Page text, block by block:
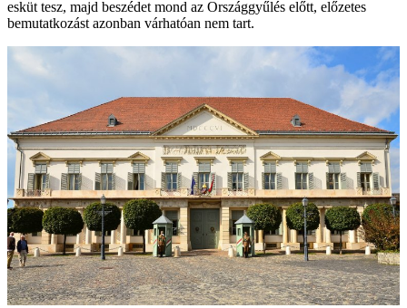
esküt tesz, majd beszédet mond az Országgyűlés előtt, előzetes
bemutatkozást azonban várhatóan nem tart.